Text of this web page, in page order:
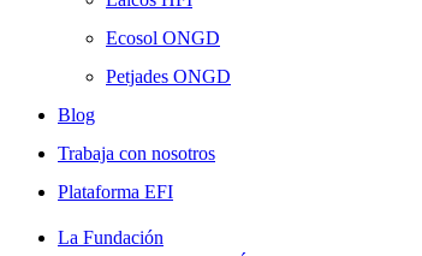
Ecosol ONGD
Petjades ONGD
Blog
Trabaja con nosotros
Plataforma EFI
La Fundación